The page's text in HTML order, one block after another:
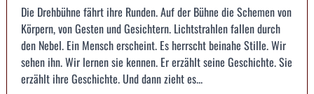
Die Drehbühne fährt ihre Runden. Auf der Bühne die Schemen von
Körpern, von Gesten und Gesichtern. Lichtstrahlen fallen durch
den Nebel. Ein Mensch erscheint. Es herrscht beinahe Stille. Wir
sehen ihn. Wir lernen sie kennen. Er erzählt seine Geschichte. Sie
erzählt ihre Geschichte. Und dann zieht es...